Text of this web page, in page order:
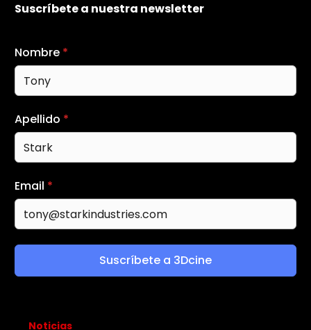
Suscríbete a nuestra newsletter
Nombre *
Apellido *
Email *
Suscríbete a 3Dcine
Noticias